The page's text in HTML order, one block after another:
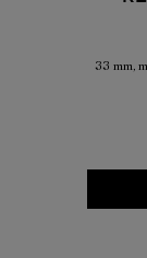
33 mm,